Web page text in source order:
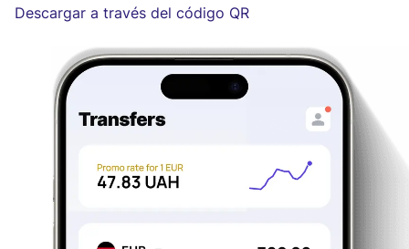
Descargar a través del código QR